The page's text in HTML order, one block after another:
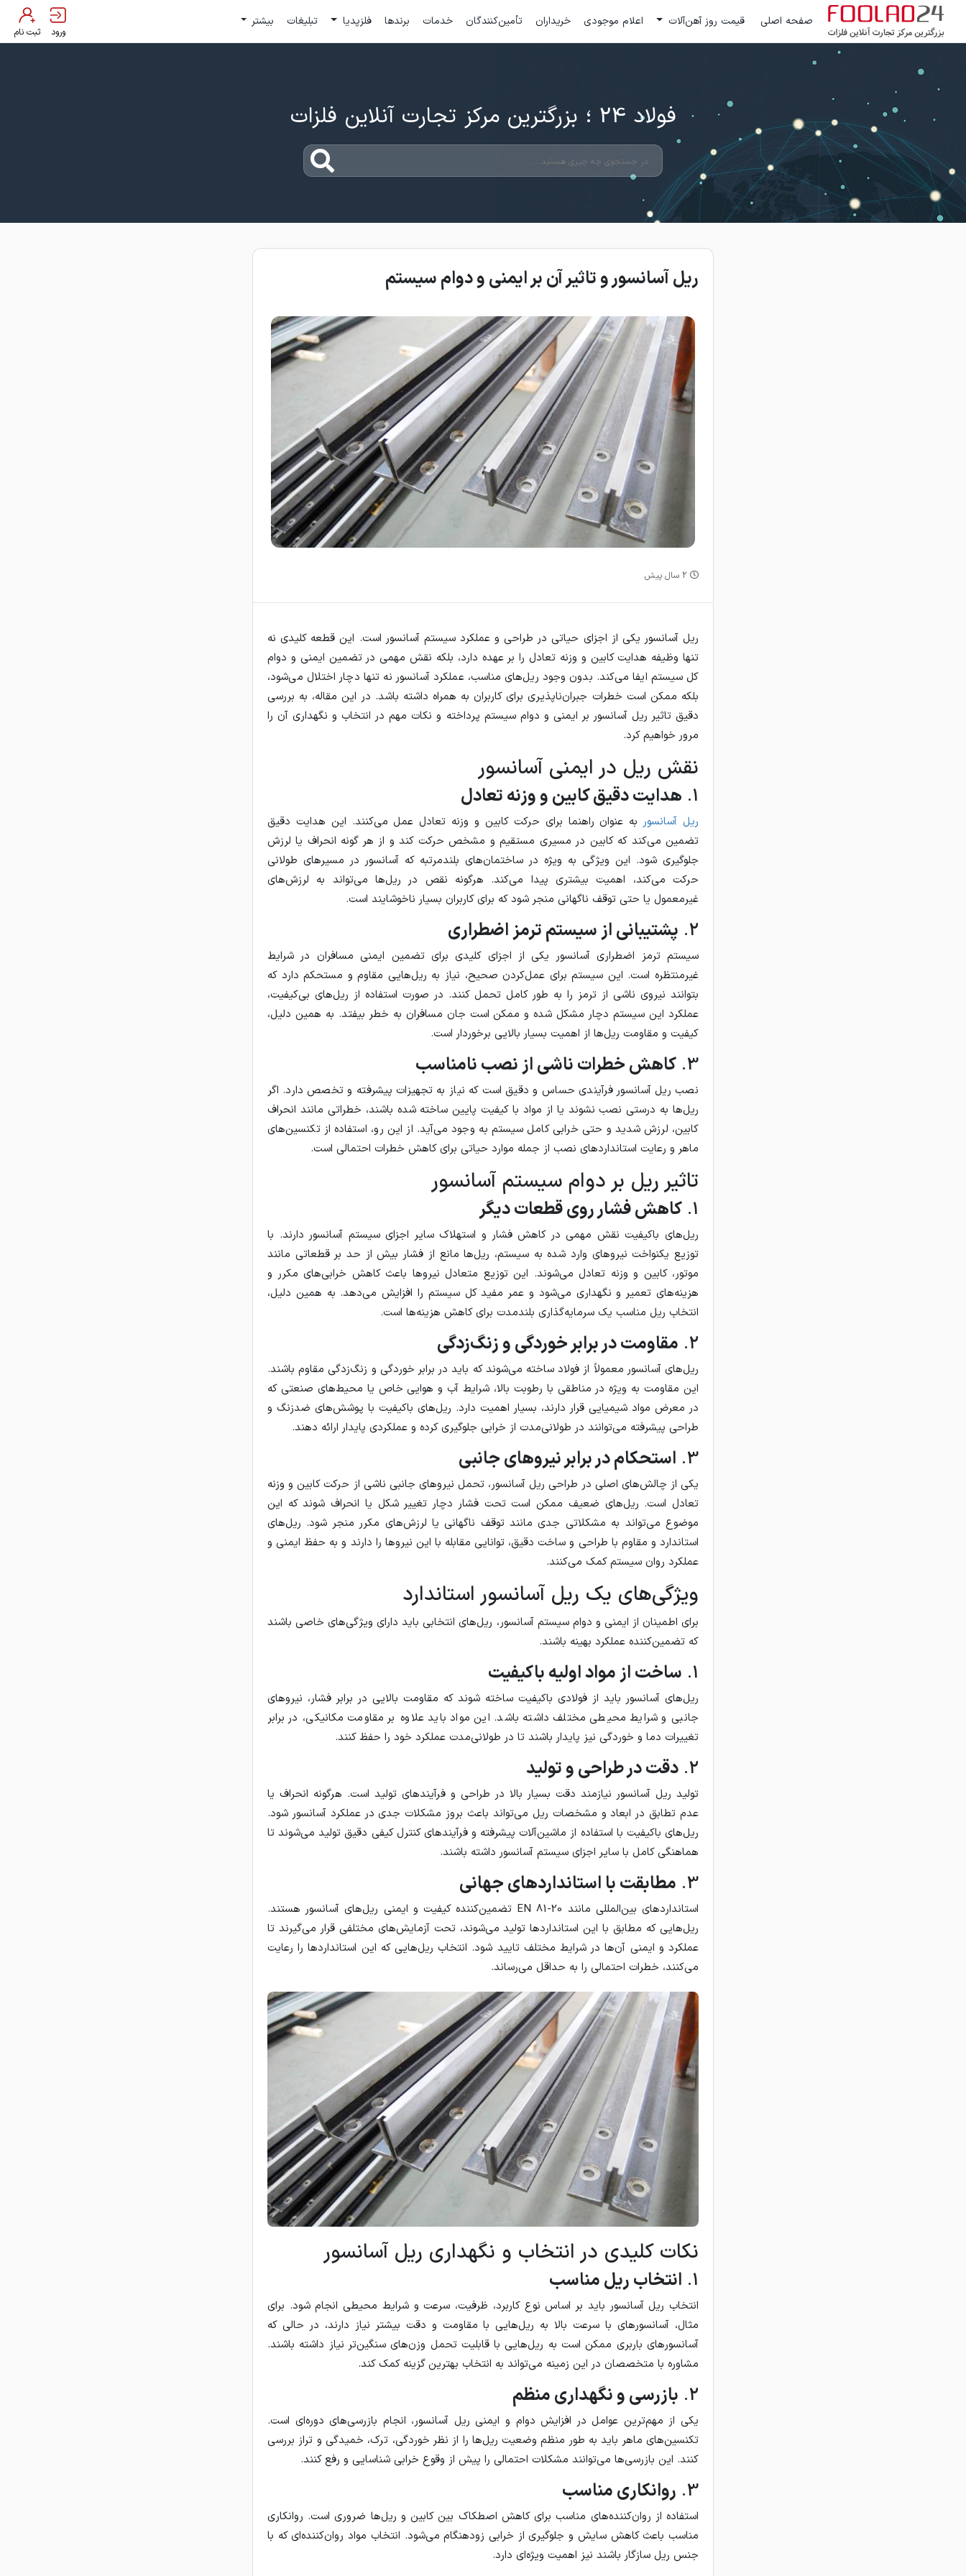
صفحه اصلی قیمت روز آهن‌آلات اعلام موجودی خریداران تأمین‌کنندگان خدمات برندها فلزپدیا تبلیغات بیشتر
ورود ثبت نام
فولاد 24 ؛ بزرگترین مرکز تجارت آنلاین فلزات
ریل آسانسور و تاثیر آن بر ایمنی و دوام سیستم
2 سال پیش
ریل آسانسور یکی از اجزای حیاتی در طراحی و عملکرد سیستم آسانسور است. این قطعه کلیدی نه
تنها وظیفه هدایت کابین و وزنه تعادل را بر عهده دارد، بلکه نقش مهمی در تضمین ایمنی و دوام
کل سیستم ایفا می‌کند. بدون وجود ریل‌های مناسب، عملکرد آسانسور نه تنها دچار اختلال می‌شود،
بلکه ممکن است خطرات جبران‌ناپذیری برای کاربران به همراه داشته باشد. در این مقاله، به بررسی
دقیق تاثیر ریل آسانسور بر ایمنی و دوام سیستم پرداخته و نکات مهم در انتخاب و نگهداری آن را
مرور خواهیم کرد.
نقش ریل در ایمنی آسانسور
1. هدایت دقیق کابین و وزنه تعادل
ریل آسانسور به عنوان راهنما برای حرکت کابین و وزنه تعادل عمل می‌کنند. این هدایت دقیق
تضمین می‌کند که کابین در مسیری مستقیم و مشخص حرکت کند و از هر گونه انحراف یا لرزش
جلوگیری شود. این ویژگی به ویژه در ساختمان‌های بلندمرتبه که آسانسور در مسیرهای طولانی
حرکت می‌کند، اهمیت بیشتری پیدا می‌کند. هرگونه نقص در ریل‌ها می‌تواند به لرزش‌های
غیرمعمول یا حتی توقف ناگهانی منجر شود که برای کاربران بسیار ناخوشایند است.
2. پشتیبانی از سیستم ترمز اضطراری
سیستم ترمز اضطراری آسانسور یکی از اجزای کلیدی برای تضمین ایمنی مسافران در شرایط
غیرمنتظره است. این سیستم برای عمل‌کردن صحیح، نیاز به ریل‌هایی مقاوم و مستحکم دارد که
بتوانند نیروی ناشی از ترمز را به طور کامل تحمل کنند. در صورت استفاده از ریل‌های بی‌کیفیت،
عملکرد این سیستم دچار مشکل شده و ممکن است جان مسافران به خطر بیفتد. به همین دلیل،
کیفیت و مقاومت ریل‌ها از اهمیت بسیار بالایی برخوردار است.
3. کاهش خطرات ناشی از نصب نامناسب
نصب ریل آسانسور فرآیندی حساس و دقیق است که نیاز به تجهیزات پیشرفته و تخصص دارد. اگر
ریل‌ها به درستی نصب نشوند یا از مواد با کیفیت پایین ساخته شده باشند، خطراتی مانند انحراف
کابین، لرزش شدید و حتی خرابی کامل سیستم به وجود می‌آید. از این رو، استفاده از تکنسین‌های
ماهر و رعایت استانداردهای نصب از جمله موارد حیاتی برای کاهش خطرات احتمالی است.
تاثیر ریل بر دوام سیستم آسانسور
1. کاهش فشار روی قطعات دیگر
ریل‌های باکیفیت نقش مهمی در کاهش فشار و استهلاک سایر اجزای سیستم آسانسور دارند. با
توزیع یکنواخت نیروهای وارد شده به سیستم، ریل‌ها مانع از فشار بیش از حد بر قطعاتی مانند
موتور، کابین و وزنه تعادل می‌شوند. این توزیع متعادل نیروها باعث کاهش خرابی‌های مکرر و
هزینه‌های تعمیر و نگهداری می‌شود و عمر مفید کل سیستم را افزایش می‌دهد. به همین دلیل،
انتخاب ریل مناسب یک سرمایه‌گذاری بلندمدت برای کاهش هزینه‌ها است.
2. مقاومت در برابر خوردگی و زنگ‌زدگی
ریل‌های آسانسور معمولاً از فولاد ساخته می‌شوند که باید در برابر خوردگی و زنگ‌زدگی مقاوم باشند.
این مقاومت به ویژه در مناطقی با رطوبت بالا، شرایط آب و هوایی خاص یا محیط‌های صنعتی که
در معرض مواد شیمیایی قرار دارند، بسیار اهمیت دارد. ریل‌های باکیفیت با پوشش‌های ضدزنگ و
طراحی پیشرفته می‌توانند در طولانی‌مدت از خرابی جلوگیری کرده و عملکردی پایدار ارائه دهند.
3. استحکام در برابر نیروهای جانبی
یکی از چالش‌های اصلی در طراحی ریل آسانسور، تحمل نیروهای جانبی ناشی از حرکت کابین و وزنه
تعادل است. ریل‌های ضعیف ممکن است تحت فشار دچار تغییر شکل یا انحراف شوند که این
موضوع می‌تواند به مشکلاتی جدی مانند توقف ناگهانی یا لرزش‌های مکرر منجر شود. ریل‌های
استاندارد و مقاوم با طراحی و ساخت دقیق، توانایی مقابله با این نیروها را دارند و به حفظ ایمنی و
عملکرد روان سیستم کمک می‌کنند.
ویژگی‌های یک ریل آسانسور استاندارد
برای اطمینان از ایمنی و دوام سیستم آسانسور، ریل‌های انتخابی باید دارای ویژگی‌های خاصی باشند
که تضمین‌کننده عملکرد بهینه باشند.
1. ساخت از مواد اولیه باکیفیت
ریل‌های آسانسور باید از فولادی باکیفیت ساخته شوند که مقاومت بالایی در برابر فشار، نیروهای
جانبی و شرایط محیطی مختلف داشته باشد. این مواد باید علاوه بر مقاومت مکانیکی، در برابر
تغییرات دما و خوردگی نیز پایدار باشند تا در طولانی‌مدت عملکرد خود را حفظ کنند.
2. دقت در طراحی و تولید
تولید ریل آسانسور نیازمند دقت بسیار بالا در طراحی و فرآیندهای تولید است. هرگونه انحراف یا
عدم تطابق در ابعاد و مشخصات ریل می‌تواند باعث بروز مشکلات جدی در عملکرد آسانسور شود.
ریل‌های باکیفیت با استفاده از ماشین‌آلات پیشرفته و فرآیندهای کنترل کیفی دقیق تولید می‌شوند تا
هماهنگی کامل با سایر اجزای سیستم آسانسور داشته باشند.
3. مطابقت با استانداردهای جهانی
استانداردهای بین‌المللی مانند EN 81-20 تضمین‌کننده کیفیت و ایمنی ریل‌های آسانسور هستند.
ریل‌هایی که مطابق با این استانداردها تولید می‌شوند، تحت آزمایش‌های مختلفی قرار می‌گیرند تا
عملکرد و ایمنی آن‌ها در شرایط مختلف تایید شود. انتخاب ریل‌هایی که این استانداردها را رعایت
می‌کنند، خطرات احتمالی را به حداقل می‌رساند.
نکات کلیدی در انتخاب و نگهداری ریل آسانسور
1. انتخاب ریل مناسب
انتخاب ریل آسانسور باید بر اساس نوع کاربرد، ظرفیت، سرعت و شرایط محیطی انجام شود. برای
مثال، آسانسورهای با سرعت بالا به ریل‌هایی با مقاومت و دقت بیشتر نیاز دارند، در حالی که
آسانسورهای باربری ممکن است به ریل‌هایی با قابلیت تحمل وزن‌های سنگین‌تر نیاز داشته باشند.
مشاوره با متخصصان در این زمینه می‌تواند به انتخاب بهترین گزینه کمک کند.
2. بازرسی و نگهداری منظم
یکی از مهم‌ترین عوامل در افزایش دوام و ایمنی ریل آسانسور، انجام بازرسی‌های دوره‌ای است.
تکنسین‌های ماهر باید به طور منظم وضعیت ریل‌ها را از نظر خوردگی، ترک، خمیدگی و تراز بررسی
کنند. این بازرسی‌ها می‌توانند مشکلات احتمالی را پیش از وقوع خرابی شناسایی و رفع کنند.
3. روانکاری مناسب
استفاده از روان‌کننده‌های مناسب برای کاهش اصطکاک بین کابین و ریل‌ها ضروری است. روانکاری
مناسب باعث کاهش سایش و جلوگیری از خرابی زودهنگام می‌شود. انتخاب مواد روان‌کننده‌ای که با
جنس ریل سازگار باشند نیز اهمیت ویژه‌ای دارد.